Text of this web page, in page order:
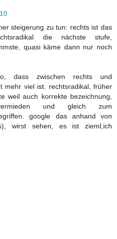
steigerung zu tun: rechts ist das
die nächste stufe,
quasi käme dann nur noch
dass zwischen rechts und
mehr viel ist. rechtsradikal, früher
weil auch korrekte bezeichnung,
und gleich zum
google das anhand von
wirst sehen, es ist zieml,ich